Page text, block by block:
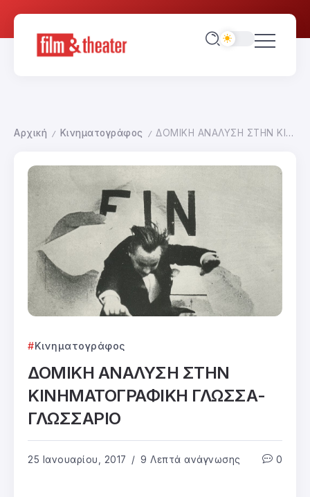
Αρχική / Κινηματογράφος / ΔΟΜΙΚΗ ΑΝΑΛΥΣΗ ΣΤΗΝ ΚΙΝΗΜΑΤΟΓΡΑΦΙΚΗ ΓΛΩΣΣΑ-ΓΛΩΣΣΑΡΙΟ
Κινηματογράφος
ΔΟΜΙΚΗ ΑΝΑΛΥΣΗ ΣΤΗΝ
ΚΙΝΗΜΑΤΟΓΡΑΦΙΚΗ ΓΛΩΣΣΑ-
ΓΛΩΣΣΑΡΙΟ
25 Ιανουαρίου, 2017 9 Λεπτά ανάγνωσης 0